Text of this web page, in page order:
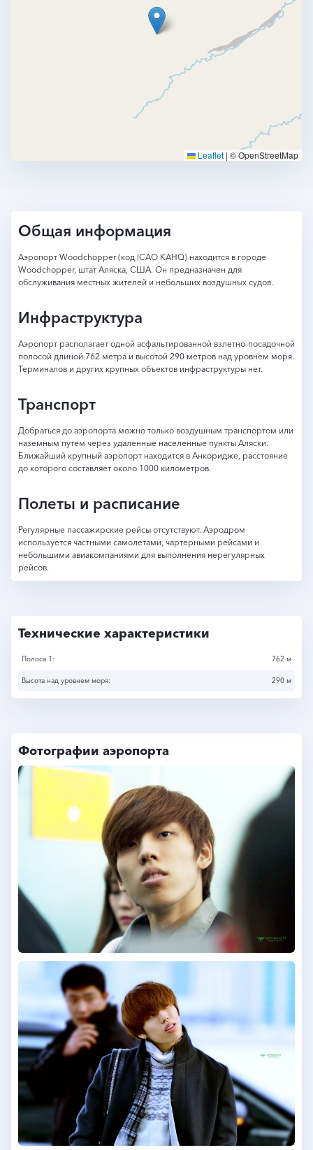
Leaflet | © OpenStreetMap
Общая информация
Аэропорт Woodchopper (код ICAO KAHQ) находится в городе
Woodchopper, штат Аляска, США. Он предназначен для
обслуживания местных жителей и небольших воздушных судов.
Инфраструктура
Аэропорт располагает одной асфальтированной взлетно-посадочной
полосой длиной 762 метра и высотой 290 метров над уровнем моря.
Терминалов и других крупных объектов инфраструктуры нет.
Транспорт
Добраться до аэропорта можно только воздушным транспортом или
наземным путем через удаленные населенные пункты Аляски.
Ближайший крупный аэропорт находится в Анкоридже, расстояние
до которого составляет около 1000 километров.
Полеты и расписание
Регулярные пассажирские рейсы отсутствуют. Аэродром
используется частными самолетами, чартерными рейсами и
небольшими авиакомпаниями для выполнения нерегулярных
рейсов.
Технические характеристики
Полоса 1: 762 м
Высота над уровнем моря: 290 м
Фотографии аэропорта